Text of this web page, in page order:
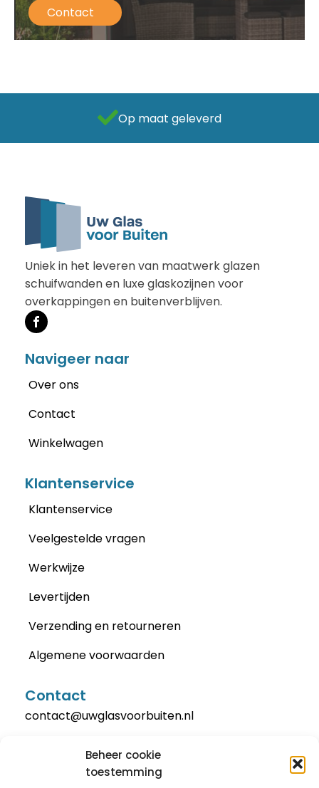
Beheer cookie
toestemming
Contact
Als beste getest
Uniek in het leveren van maatwerk glazen
schuifwanden en luxe glaskozijnen voor
overkappingen en buitenverblijven.
Navigeer naar
Over ons
Contact
Winkelwagen
Klantenservice
Klantenservice
Veelgestelde vragen
Werkwijze
Levertijden
Verzending en retourneren
Algemene voorwaarden
Contact
contact@uwglasvoorbuiten.nl